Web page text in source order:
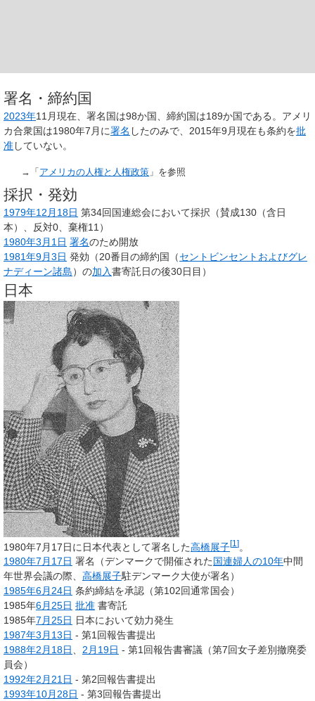
署名・締約国
2023年11月現在、署名国は98か国、締約国は189か国である。アメリ
カ合衆国は1980年7月に署名 したのみで、2015年9月現在も条約を批
准していない。
→「 アメリカの人権と人権政策 」を参照
採択・発効
1979年12月18日 第34回国連総会において採択（賛成130（含日
本）、反対0、棄権11）
1980年3月1日 署名のため開放
1981年9月3日 発効（20番目の締約国（セントビンセントおよびグレ
ナディーン諸島）の加入書寄託日の後30日目）
日本
1980年7月17日に日本代表として署名した高橋展子[1 ]。
1980年7月17日 署名（デンマークで開催された国連婦人の10年中間
年世界会議の際、 高橋展子駐デンマーク大使が署名）
1985年6月24日 条約締結を承認（第102回通常国会）
1985年6月25日 批准 書寄託
1985年7月25日 日本において効力発生
1987年3月13日 - 第1回報告書提出
1988年2月18日、 2月19日 - 第1回報告書審議（第7回女子差別撤廃委
員会）
1992年2月21日 - 第2回報告書提出
1993年10月28日 - 第3回報告書提出